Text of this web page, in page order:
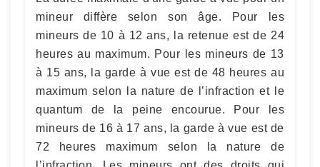
mineur diffère selon son âge. Pour les
mineurs de 10 à 12 ans, la retenue est de 24
heures au maximum. Pour les mineurs de 13
à 15 ans, la garde à vue est de 48 heures au
maximum selon la nature de l’infraction et le
quantum de la peine encourue. Pour les
mineurs de 16 à 17 ans, la garde à vue est de
72 heures maximum selon la nature de